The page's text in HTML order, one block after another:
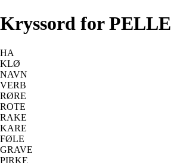
Kryssord for PELLE
HA
KLØ
NAVN
VERB
RØRE
ROTE
RAKE
KARE
FØLE
GRAVE
PIRKE